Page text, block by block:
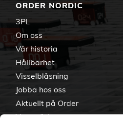
ORDER NORDIC
3PL
Om oss
Vår historia
Hållbarhet
Visselblåsning
Jobba hos oss
Aktuellt på Order
Varumärken